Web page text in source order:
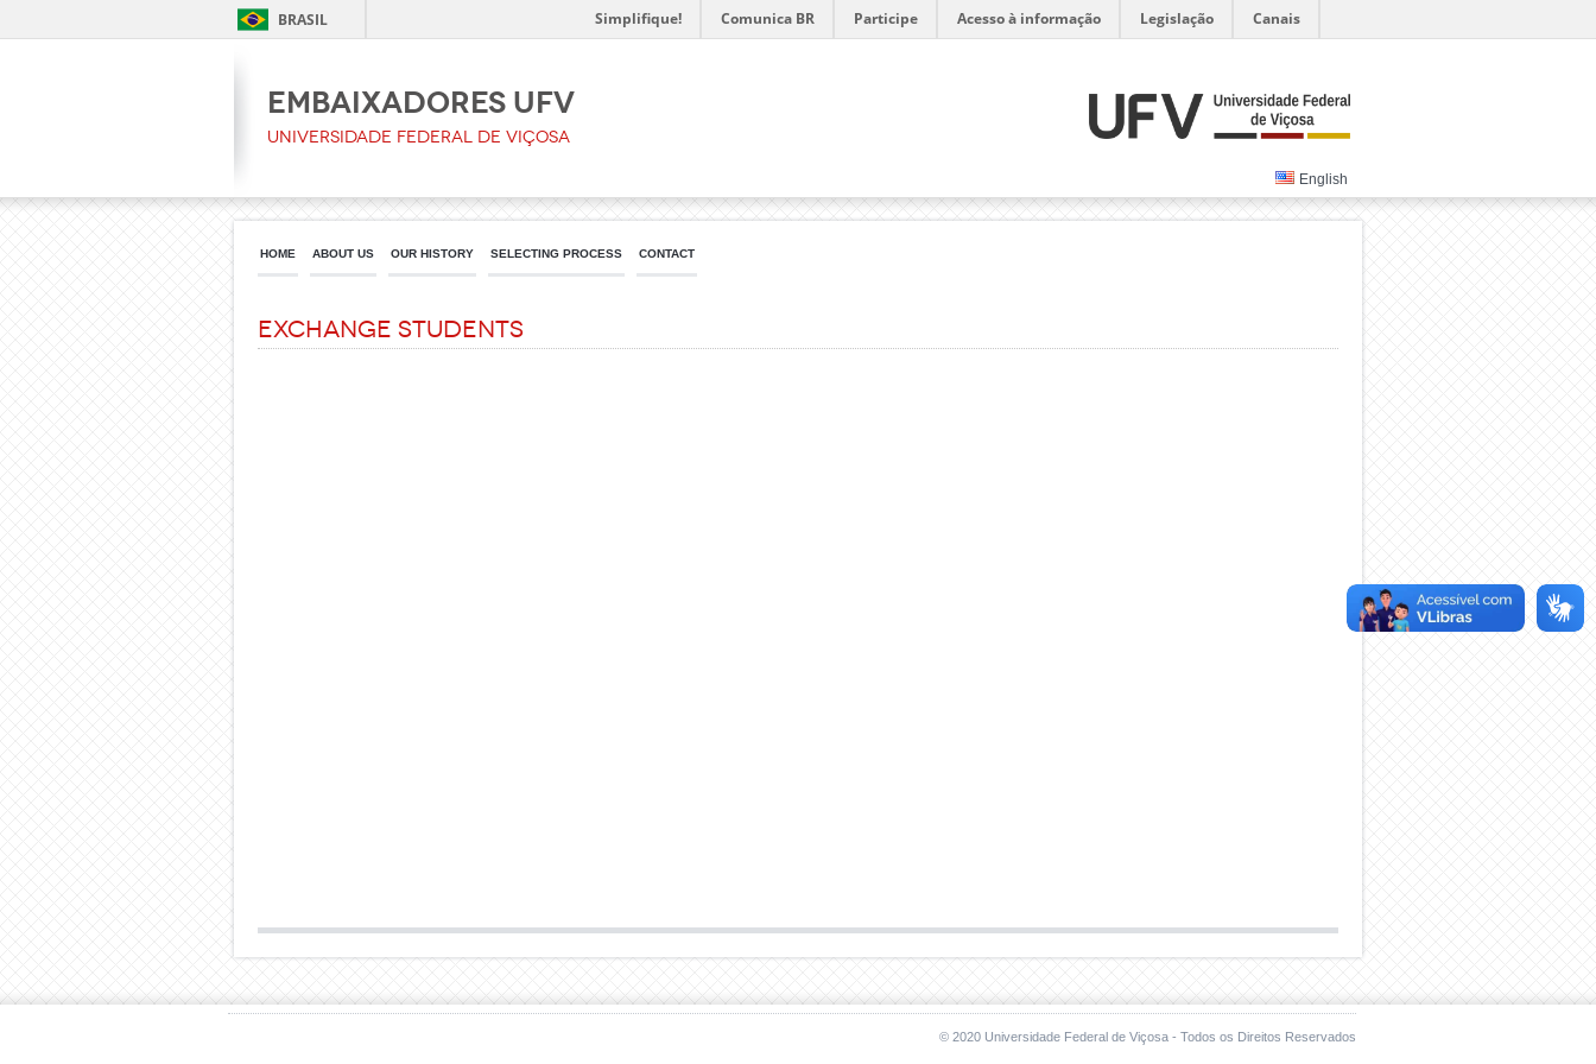
BRASIL Simplifique! Comunica BR Participe Acesso à informação Legislação Canais
Embaixadores UFV
Universidade Federal de Viçosa
English
HOME ABOUT US OUR HISTORY SELECTING PROCESS CONTACT
Exchange students
© 2020 Universidade Federal de Viçosa - Todos os Direitos Reservados